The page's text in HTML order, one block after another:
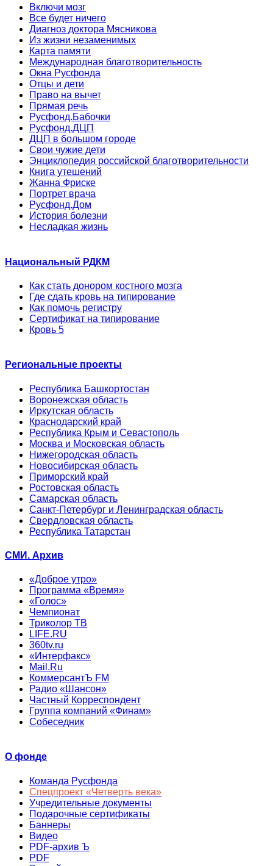
Включи мозг
Все будет ничего
Диагноз доктора Мясникова
Из жизни незаменимых
Карта памяти
Международная благотворительность
Окна Русфонда
Отцы и дети
Право на вычет
Прямая речь
Русфонд.Бабочки
Русфонд.ДЦП
ДЦП в большом городе
Свои чужие дети
Энциклопедия российской благотворительности
Книга утешений
Жанна Фриске
Портрет врача
Русфонд.Дом
История болезни
Несладкая жизнь
Национальный РДКМ
Как стать донором костного мозга
Где сдать кровь на типирование
Как помочь регистру
Сертификат на типирование
Кровь 5
Региональные проекты
Республика Башкортостан
Воронежская область
Иркутская область
Краснодарский край
Республика Крым и Севастополь
Москва и Московская область
Нижегородская область
Новосибирская область
Приморский край
Ростовская область
Самарская область
Санкт-Петербург и Ленинградская область
Свердловская область
Республика Татарстан
СМИ. Архив
«Доброе утро»
Программа «Время»
«Голос»
Чемпионат
Триколор ТВ
LIFE.RU
360tv.ru
«Интерфакс»
Mail.Ru
КоммерсантЪ FM
Радио «Шансон»
Частный Корреспондент
Группа компаний «Финам»
Собеседник
О фонде
Команда Русфонда
Спецпроект «Четверть века»
Учредительные документы
Подарочные сертификаты
Баннеры
Видео
PDF-архив Ъ
PDF